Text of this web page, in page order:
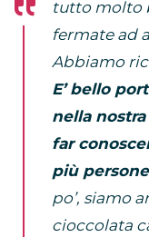
tutto molto
fermate ad
Abbiamo
E’ bello
nella
far
più
po’, siamo
cioccolata